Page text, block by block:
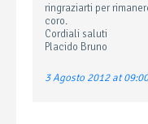
ringraziarti per
coro.
Cordiali saluti
Placido Bruno
3 Agosto 2012 at 09:00